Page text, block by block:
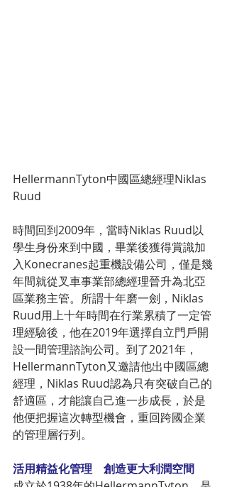
HellermannTyton中國區總經理Niklas
Ruud
時間回到2009年，當時Niklas Ruud以
學生身份來到中國，畢業後獲得賞識加
入Konecranes起重機設備公司，僅是幾
年間就從叉車事業部總經理晉升為北亞
區業務主管。所謂十年磨一劍，Niklas
Ruud用上十年時間在行業累積了一定管
理經驗後，他在2019年選擇自立門戶開
設一間管理諮詢公司。到了2021年，
HellermannTyton又邀請他出中國區總
經理，Niklas Ruud認為只有突破自己的
舒適區，才能讓自己進一步成長，於是
他便把握這次轉型機會，重回跨國企業
的管理層行列。
活用精益化管理　創造更大利潤空間